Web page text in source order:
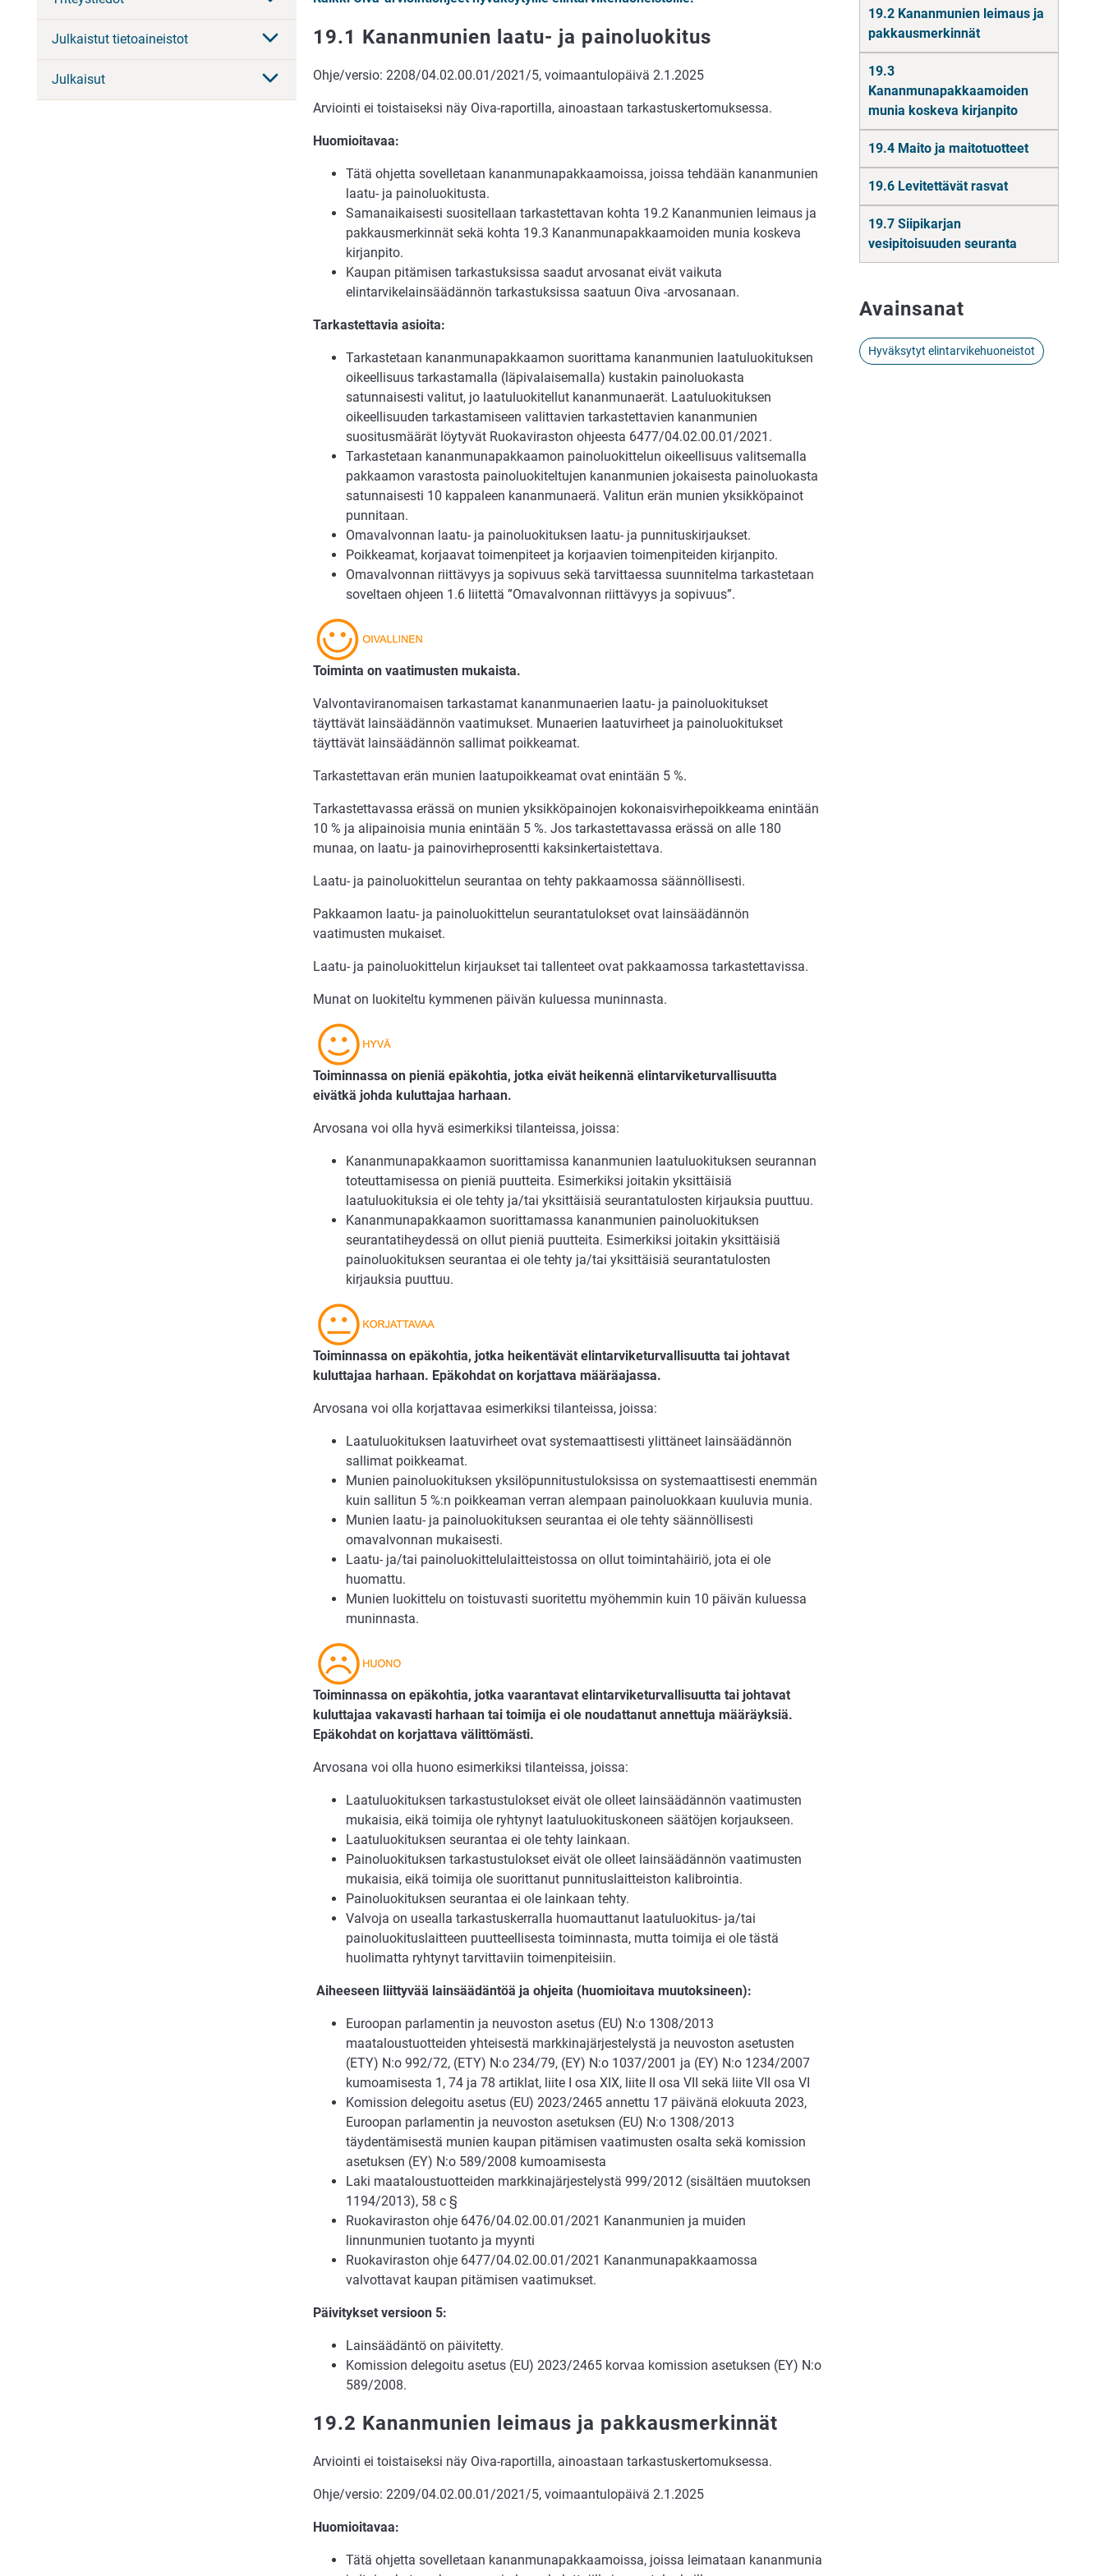
Julkaistut tietoaineistot
Julkaisut
19.2 Kananmunien leimaus ja
pakkausmerkinnät
19.3
Kananmunapakkaamoiden
munia koskeva kirjanpito
19.4 Maito ja maitotuotteet
19.6 Levitettävät rasvat
19.7 Siipikarjan
vesipitoisuuden seuranta
Avainsanat
Hyväksytyt elintarvikehuoneistot
19.1 Kananmunien laatu- ja painoluokitus
Ohje/versio: 2208/04.02.00.01/2021/5, voimaantulopäivä 2.1.2025
Arviointi ei toistaiseksi näy Oiva-raportilla, ainoastaan tarkastuskertomuksessa.
Huomioitavaa:
Tätä ohjetta sovelletaan kananmunapakkaamoissa, joissa tehdään kananmunien
laatu- ja painoluokitusta.
Samanaikaisesti suositellaan tarkastettavan kohta 19.2 Kananmunien leimaus ja
pakkausmerkinnät sekä kohta 19.3 Kananmunapakkaamoiden munia koskeva
kirjanpito.
Kaupan pitämisen tarkastuksissa saadut arvosanat eivät vaikuta
elintarvikelainsäädännön tarkastuksissa saatuun Oiva -arvosanaan.
Tarkastettavia asioita:
Tarkastetaan kananmunapakkaamon suorittama kananmunien laatuluokituksen
oikeellisuus tarkastamalla (läpivalaisemalla) kustakin painoluokasta
satunnaisesti valitut, jo laatuluokitellut kananmunaerät. Laatuluokituksen
oikeellisuuden tarkastamiseen valittavien tarkastettavien kananmunien
suositusmäärät löytyvät Ruokaviraston ohjeesta 6477/04.02.00.01/2021.
Tarkastetaan kananmunapakkaamon painoluokittelun oikeellisuus valitsemalla
pakkaamon varastosta painoluokiteltujen kananmunien jokaisesta painoluokasta
satunnaisesti 10 kappaleen kananmunaerä. Valitun erän munien yksikköpainot
punnitaan.
Omavalvonnan laatu- ja painoluokituksen laatu- ja punnituskirjaukset.
Poikkeamat, korjaavat toimenpiteet ja korjaavien toimenpiteiden kirjanpito.
Omavalvonnan riittävyys ja sopivuus sekä tarvittaessa suunnitelma tarkastetaan
soveltaen ohjeen 1.6 liitettä ”Omavalvonnan riittävyys ja sopivuus”.
Toiminta on vaatimusten mukaista.
Valvontaviranomaisen tarkastamat kananmunaerien laatu- ja painoluokitukset
täyttävät lainsäädännön vaatimukset. Munaerien laatuvirheet ja painoluokitukset
täyttävät lainsäädännön sallimat poikkeamat.
Tarkastettavan erän munien laatupoikkeamat ovat enintään 5 %.
Tarkastettavassa erässä on munien yksikköpainojen kokonaisvirhepoikkeama enintään
10 % ja alipainoisia munia enintään 5 %. Jos tarkastettavassa erässä on alle 180
munaa, on laatu- ja painovirheprosentti kaksinkertaistettava.
Laatu- ja painoluokittelun seurantaa on tehty pakkaamossa säännöllisesti.
Pakkaamon laatu- ja painoluokittelun seurantatulokset ovat lainsäädännön
vaatimusten mukaiset.
Laatu- ja painoluokittelun kirjaukset tai tallenteet ovat pakkaamossa tarkastettavissa.
Munat on luokiteltu kymmenen päivän kuluessa muninnasta.
Toiminnassa on pieniä epäkohtia, jotka eivät heikennä elintarviketurvallisuutta
eivätkä johda kuluttajaa harhaan.
Arvosana voi olla hyvä esimerkiksi tilanteissa, joissa:
Kananmunapakkaamon suorittamissa kananmunien laatuluokituksen seurannan
toteuttamisessa on pieniä puutteita. Esimerkiksi joitakin yksittäisiä
laatuluokituksia ei ole tehty ja/tai yksittäisiä seurantatulosten kirjauksia puuttuu.
Kananmunapakkaamon suorittamassa kananmunien painoluokituksen
seurantatiheydessä on ollut pieniä puutteita. Esimerkiksi joitakin yksittäisiä
painoluokituksen seurantaa ei ole tehty ja/tai yksittäisiä seurantatulosten
kirjauksia puuttuu.
Toiminnassa on epäkohtia, jotka heikentävät elintarviketurvallisuutta tai johtavat
kuluttajaa harhaan. Epäkohdat on korjattava määräajassa.
Arvosana voi olla korjattavaa esimerkiksi tilanteissa, joissa:
Laatuluokituksen laatuvirheet ovat systemaattisesti ylittäneet lainsäädännön
sallimat poikkeamat.
Munien painoluokituksen yksilöpunnitustuloksissa on systemaattisesti enemmän
kuin sallitun 5 %:n poikkeaman verran alempaan painoluokkaan kuuluvia munia.
Munien laatu- ja painoluokituksen seurantaa ei ole tehty säännöllisesti
omavalvonnan mukaisesti.
Laatu- ja/tai painoluokittelulaitteistossa on ollut toimintahäiriö, jota ei ole
huomattu.
Munien luokittelu on toistuvasti suoritettu myöhemmin kuin 10 päivän kuluessa
muninnasta.
Toiminnassa on epäkohtia, jotka vaarantavat elintarviketurvallisuutta tai johtavat
kuluttajaa vakavasti harhaan tai toimija ei ole noudattanut annettuja määräyksiä.
Epäkohdat on korjattava välittömästi.
Arvosana voi olla huono esimerkiksi tilanteissa, joissa:
Laatuluokituksen tarkastustulokset eivät ole olleet lainsäädännön vaatimusten
mukaisia, eikä toimija ole ryhtynyt laatuluokituskoneen säätöjen korjaukseen.
Laatuluokituksen seurantaa ei ole tehty lainkaan.
Painoluokituksen tarkastustulokset eivät ole olleet lainsäädännön vaatimusten
mukaisia, eikä toimija ole suorittanut punnituslaitteiston kalibrointia.
Painoluokituksen seurantaa ei ole lainkaan tehty.
Valvoja on usealla tarkastuskerralla huomauttanut laatuluokitus- ja/tai
painoluokituslaitteen puutteellisesta toiminnasta, mutta toimija ei ole tästä
huolimatta ryhtynyt tarvittaviin toimenpiteisiin.
Aiheeseen liittyvää lainsäädäntöä ja ohjeita (huomioitava muutoksineen):
Euroopan parlamentin ja neuvoston asetus (EU) N:o 1308/2013
maataloustuotteiden yhteisestä markkinajärjestelystä ja neuvoston asetusten
(ETY) N:o 992/72, (ETY) N:o 234/79, (EY) N:o 1037/2001 ja (EY) N:o 1234/2007
kumoamisesta 1, 74 ja 78 artiklat, liite I osa XIX, liite II osa VII sekä liite VII osa VI
Komission delegoitu asetus (EU) 2023/2465 annettu 17 päivänä elokuuta 2023,
Euroopan parlamentin ja neuvoston asetuksen (EU) N:o 1308/2013
täydentämisestä munien kaupan pitämisen vaatimusten osalta sekä komission
asetuksen (EY) N:o 589/2008 kumoamisesta
Laki maataloustuotteiden markkinajärjestelystä 999/2012 (sisältäen muutoksen
1194/2013), 58 c §
Ruokaviraston ohje 6476/04.02.00.01/2021 Kananmunien ja muiden
linnunmunien tuotanto ja myynti
Ruokaviraston ohje 6477/04.02.00.01/2021 Kananmunapakkaamossa
valvottavat kaupan pitämisen vaatimukset.
Päivitykset versioon 5:
Lainsäädäntö on päivitetty.
Komission delegoitu asetus (EU) 2023/2465 korvaa komission asetuksen (EY) N:o
589/2008.
19.2 Kananmunien leimaus ja pakkausmerkinnät
Arviointi ei toistaiseksi näy Oiva-raportilla, ainoastaan tarkastuskertomuksessa.
Ohje/versio: 2209/04.02.00.01/2021/5, voimaantulopäivä 2.1.2025
Huomioitavaa:
Tätä ohjetta sovelletaan kananmunapakkaamoissa, joissa leimataan kananmunia